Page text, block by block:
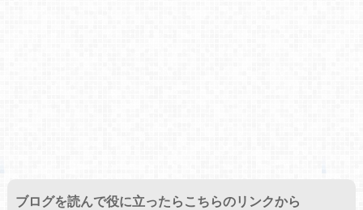
ブログを読んで役に立ったらこちらのリンクから